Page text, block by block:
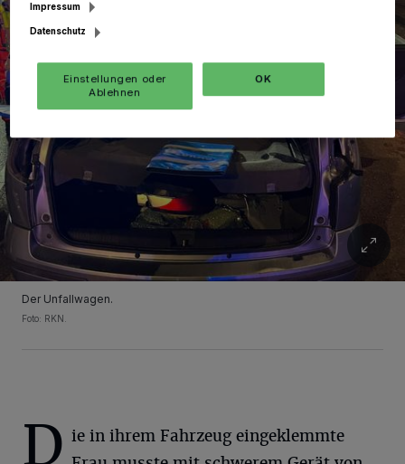
Der Unfallwagen.
Foto: RKN.
D ie in ihrem Fahrzeug eingeklemmte
Impressum
Datenschutz
Einstellungen oder
Ablehnen
OK